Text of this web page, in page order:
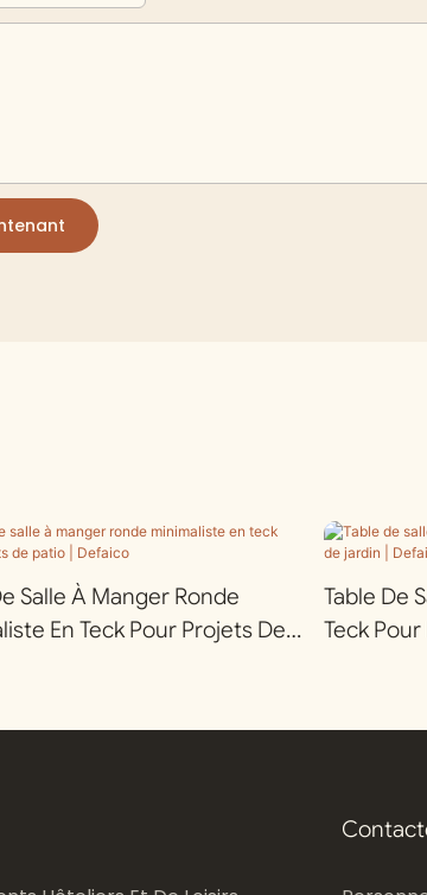
Salle À Manger Ronde
En Teck Pour Projets De
Table De
Teck